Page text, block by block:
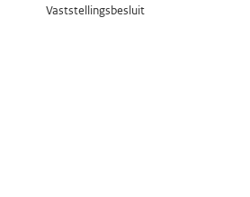
Vaststellingsbesluit